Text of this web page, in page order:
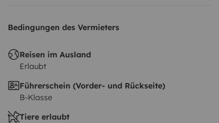
Bedingungen des Vermieters
Reisen im Ausland
Erlaubt
Führerschein (Vorder- und Rückseite)
B-Klasse
Tiere erlaubt